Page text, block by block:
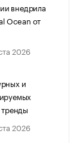
внедрила
Ocean от
2026
и
2026